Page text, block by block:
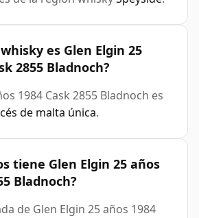
es Glen Elgin 25
2855 Bladnoch?
1984 Cask 2855 Bladnoch es
de malta única.
tiene Glen Elgin 25 años
Bladnoch?
de Glen Elgin 25 años 1984